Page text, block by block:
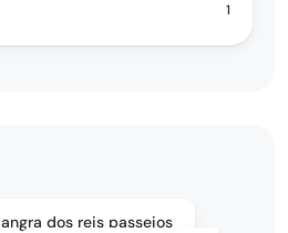
1
angra dos reis passeios